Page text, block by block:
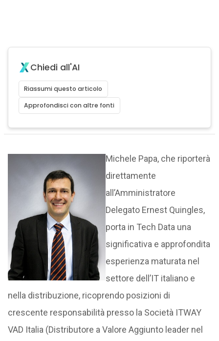
Chiedi all'AI
Riassumi questo articolo
Approfondisci con altre fonti
Michele Papa, che riporterà
direttamente
all’Amministratore
Delegato Ernest Quingles,
porta in Tech Data una
significativa e approfondita
esperienza maturata nel
settore dell’IT italiano e
nella distribuzione, ricoprendo posizioni di
crescente responsabilità presso la Società ITWAY
VAD Italia (Distributore a Valore Aggiunto leader nel